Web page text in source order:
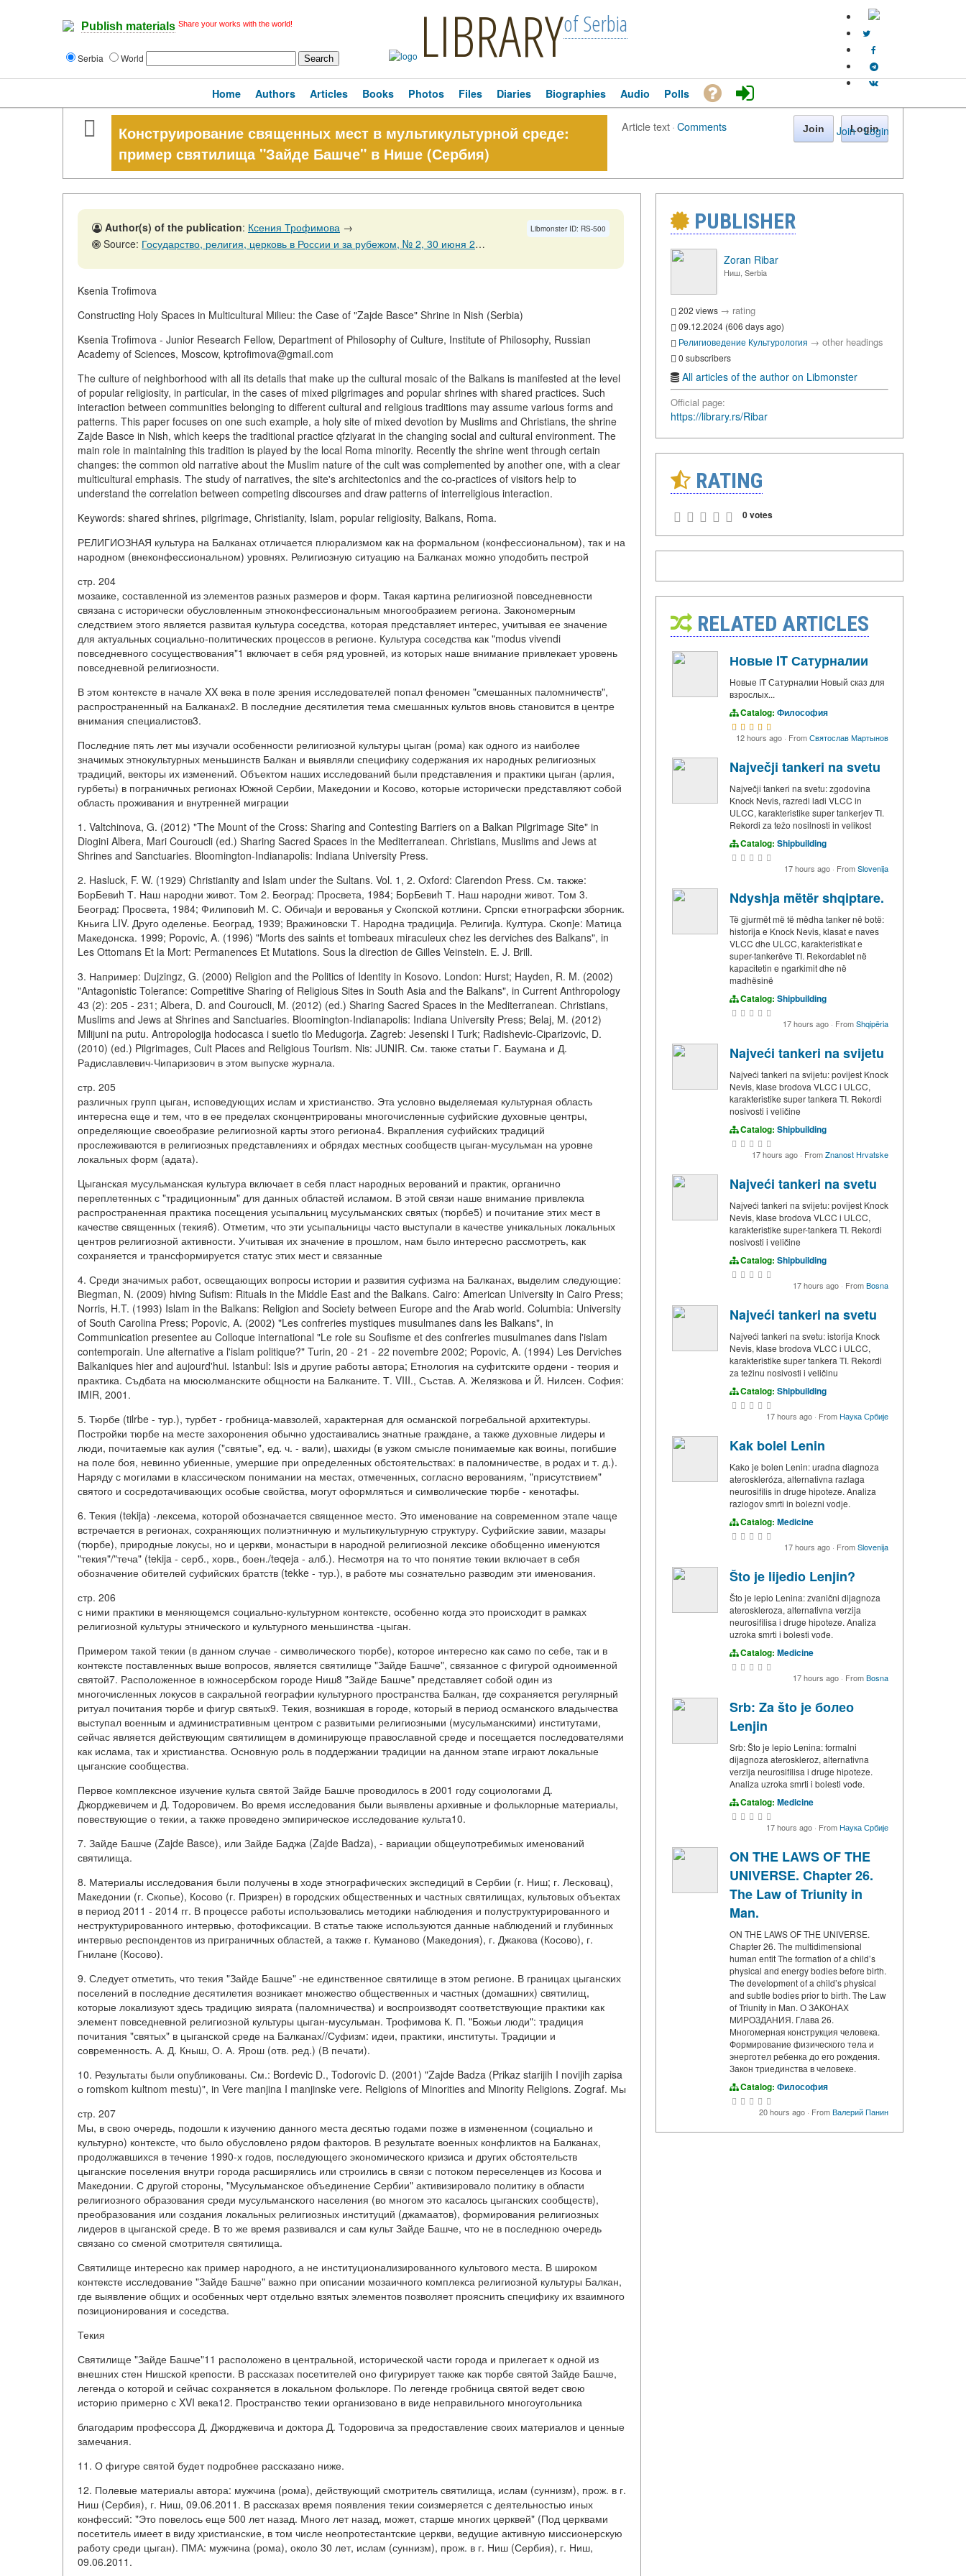
Publish materials Share your works with the world!
Serbia World LIBRARYof Serbia
Join · Login
Home Authors Articles Books Photos Files Diaries Biographies Audio Polls
Конструирование священных мест в мультикультурной среде:
пример святилища "Зайде Башче" в Нише (Сербия)
Article text·Comments Join Login
Libmonster ID: RS-500
Author(s) of the publication: Ксения Трофимова →
Source: Государство, религия, церковь в России и за рубежом, № 2, 30 июня 2014 Страницы 204-230
Ksenia Trofimova
Constructing Holy Spaces in Multicultural Milieu: the Case of "Zajde Basce" Shrine in Nish (Serbia)
Ksenia Trofimova - Junior Research Fellow, Department of Philosophy of Culture, Institute of Philosophy, Russian
Academy of Sciences, Moscow, kptrofimova@gmail.com
The culture of neighborhood with all its details that make up the cultural mosaic of the Balkans is manifested at the level
of popular religiosity, in particular, in the cases of mixed pilgrimages and popular shrines with shared practices. Such
interaction between communities belonging to different cultural and religious traditions may assume various forms and
patterns. This paper focuses on one such example, a holy site of mixed devotion by Muslims and Christians, the shrine
Zajde Basce in Nish, which keeps the traditional practice qfziyarat in the changing social and cultural environment. The
main role in maintaining this tradition is played by the local Roma minority. Recently the shrine went through certain
changes: the common old narrative about the Muslim nature of the cult was complemented by another one, with a clear
multicultural emphasis. The study of narratives, the site's architectonics and the co-practices of visitors help to
understand the correlation between competing discourses and draw patterns of interreligious interaction.
Keywords: shared shrines, pilgrimage, Christianity, Islam, popular religiosity, Balkans, Roma.
РЕЛИГИОЗНАЯ культура на Балканах отличается плюрализмом как на формальном (конфессиональном), так и на
народном (внеконфессиональном) уровнях. Религиозную ситуацию на Балканах можно уподобить пестрой
стр. 204
мозаике, составленной из элементов разных размеров и форм. Такая картина религиозной повседневности
связана с исторически обусловленным этноконфессиональным многообразием региона. Закономерным
следствием этого является развитая культура соседства, которая представляет интерес, учитывая ее значение
для актуальных социально-политических процессов в регионе. Культура соседства как "modus vivendi
повседневного сосуществования"1 включает в себя ряд уровней, из которых наше внимание привлекает уровень
повседневной религиозности.
В этом контексте в начале XX века в поле зрения исследователей попал феномен "смешанных паломничеств",
распространенный на Балканах2. В последние десятилетия тема смешанных культов вновь становится в центре
внимания специалистов3.
Последние пять лет мы изучали особенности религиозной культуры цыган (рома) как одного из наиболее
значимых этнокультурных меньшинств Балкан и выявляли специфику содержания их народных религиозных
традиций, векторы их изменений. Объектом наших исследований были представления и практики цыган (арлия,
гурбеты) в пограничных регионах Южной Сербии, Македонии и Косово, которые исторически представляют собой
область проживания и внутренней миграции
1. Valtchinova, G. (2012) "The Mount of the Cross: Sharing and Contesting Barriers on a Balkan Pilgrimage Site" in
Diogini Albera, Mari Couroucli (ed.) Sharing Sacred Spaces in the Mediterranean. Christians, Muslims and Jews at
Shrines and Sanctuaries. Bloomington-Indianapolis: Indiana University Press.
2. Hasluck, F. W. (1929) Christianity and Islam under the Sultans. Vol. 1, 2. Oxford: Clarendon Press. См. также:
БорБевиh Т. Наш народни живот. Том 2. Београд: Просвета, 1984; БорБевиh Т. Наш народни живот. Том 3.
Београд: Просвета, 1984; Филиповиh М. С. Обичаjи и верованья у Скопской котлини. Српски етнографски зборник.
Кньига LIV. Друго оделенье. Београд, 1939; Вражиновски Т. Народна традициjа. Религиjа. Култура. Скопjе: Матица
Македонска. 1999; Popovic, A. (1996) "Morts des saints et tombeaux miraculeux chez les derviches des Balkans", in
Les Ottomans Et la Mort: Permanences Et Mutations. Sous la direction de Gilles Veinstein. E. J. Brill.
3. Например: Dujzingz, G. (2000) Religion and the Politics of Identity in Kosovo. London: Hurst; Hayden, R. M. (2002)
"Antagonistic Tolerance: Competitive Sharing of Religious Sites in South Asia and the Balkans", in Current Anthropology
43 (2): 205 - 231; Albera, D. and Couroucli, M. (2012) (ed.) Sharing Sacred Spaces in the Mediterranean. Christians,
Muslims and Jews at Shrines and Sanctuaries. Bloomington-Indianapolis: Indiana University Press; Belaj, M. (2012)
Milijuni na putu. Antropologija hodocasca i suetlo tlo Medugorja. Zagreb: Jesenski I Turk; Radishevic-Ciparizovic, D.
(2010) (ed.) Pilgrimages, Cult Places and Religious Tourism. Nis: JUNIR. См. также статьи Г. Баумана и Д.
Радиславлевич-Чипаризович в этом выпуске журнала.
стр. 205
различных групп цыган, исповедующих ислам и христианство. Эта условно выделяемая культурная область
интересна еще и тем, что в ее пределах сконцентрированы многочисленные суфийские духовные центры,
определяющие своеобразие религиозной карты этого региона4. Вкрапления суфийских традиций
прослеживаются в религиозных представлениях и обрядах местных сообществ цыган-мусульман на уровне
локальных форм (адата).
Цыганская мусульманская культура включает в себя пласт народных верований и практик, органично
переплетенных с "традиционным" для данных областей исламом. В этой связи наше внимание привлекла
распространенная практика посещения усыпальниц мусульманских святых (тюрбе5) и почитание этих мест в
качестве священных (текия6). Отметим, что эти усыпальницы часто выступали в качестве уникальных локальных
центров религиозной активности. Учитывая их значение в прошлом, нам было интересно рассмотреть, как
сохраняется и трансформируется статус этих мест и связанные
4. Среди значимых работ, освещающих вопросы истории и развития суфизма на Балканах, выделим следующие:
Biegman, N. (2009) hiving Sufism: Rituals in the Middle East and the Balkans. Cairo: American University in Cairo Press;
Norris, H.T. (1993) Islam in the Balkans: Religion and Society between Europe and the Arab world. Columbia: University
of South Carolina Press; Popovic, A. (2002) "Les confreries mystiques musulmanes dans les Balkans", in
Communication presentee au Colloque international "Le role su Soufisme et des confreries musulmanes dans l'islam
contemporain. Une alternative a l'islam politique?" Turin, 20 - 21 - 22 novembre 2002; Popovic, A. (1994) Les Derviches
Balkaniques hier and aujourd'hui. Istanbul: Isis и другие работы автора; Етнология на суфитските ордени - теория и
практика. Съдбата на мюсюлманските общности на Балканите. Т. VIII., Състав. А. Желязкова и Й. Нилсен. София:
IMIR, 2001.
5. Тюрбе (tilrbe - тур.), турбет - гробница-мавзолей, характерная для османской погребальной архитектуры.
Постройки тюрбе на месте захоронения обычно удостаивались знатные граждане, а также духовные лидеры и
люди, почитаемые как аулия ("святые", ед. ч. - вали), шахиды (в узком смысле понимаемые как воины, погибшие
на поле боя, невинно убиенные, умершие при определенных обстоятельствах: в паломничестве, в родах и т. д.).
Наряду с могилами в классическом понимании на местах, отмеченных, согласно верованиям, "присутствием"
святого и сосредотачивающих особые свойства, могут оформляться и символические тюрбе - кенотафы.
6. Текия (tekija) -лексема, которой обозначается священное место. Это именование на современном этапе чаще
встречается в регионах, сохраняющих полиэтничную и мультикультурную структуру. Суфийские завии, мазары
(тюрбе), природные локусы, но и церкви, монастыри в народной религиозной лексике обобщенно именуются
"текия"/"теча" (tekija - серб., хорв., боен./teqeja - алб.). Несмотря на то что понятие текии включает в себя
обозначение обителей суфийских братств (tekke - тур.), в работе мы сознательно разводим эти именования.
стр. 206
с ними практики в меняющемся социально-культурном контексте, особенно когда это происходит в рамках
религиозной культуры этнического и культурного меньшинства -цыган.
Примером такой текии (в данном случае - символического тюрбе), которое интересно как само по себе, так и в
контексте поставленных выше вопросов, является святилище "Зайде Башче", связанное с фигурой одноименной
святой7. Расположенное в южносербском городе Ниш8 "Зайде Башче" представляет собой один из
многочисленных локусов в сакральной географии культурного пространства Балкан, где сохраняется регулярный
ритуал почитания тюрбе и фигур святых9. Текия, возникшая в городе, который в период османского владычества
выступал военным и административным центром с развитыми религиозными (мусульманскими) институтами,
сейчас является действующим святилищем в доминирующе православной среде и посещается последователями
как ислама, так и христианства. Основную роль в поддержании традиции на данном этапе играют локальные
цыганские сообщества.
Первое комплексное изучение культа святой Зайде Башче проводилось в 2001 году социологами Д.
Джорджевичем и Д. Тодоровичем. Во время исследования были выявлены архивные и фольклорные материалы,
повествующие о текии, а также проведено эмпирическое исследование культа10.
7. Зайде Башче (Zajde Basce), или Зайде Баджа (Zajde Badza), - вариации общеупотребимых именований
святилища.
8. Материалы исследования были получены в ходе этнографических экспедиций в Сербии (г. Ниш; г. Лесковац),
Македонии (г. Скопье), Косово (г. Призрен) в городских общественных и частных святилищах, культовых объектах
в период 2011 - 2014 гг. В процессе работы использовались методики наблюдения и полуструктурированного и
неструктурированного интервью, фотофиксации. В статье также используются данные наблюдений и глубинных
интервью респондентов из приграничных областей, а также г. Куманово (Македония), г. Джакова (Косово), г.
Гнилане (Косово).
9. Следует отметить, что текия "Зайде Башче" -не единственное святилище в этом регионе. В границах цыганских
поселений в последние десятилетия возникает множество общественных и частных (домашних) святилищ,
которые локализуют здесь традицию зиярата (паломничества) и воспроизводят соответствующие практики как
элемент повседневной религиозной культуры цыган-мусульман. Трофимова К. П. "Божьи люди": традиция
почитания "святых" в цыганской среде на Балканах//Суфизм: идеи, практики, институты. Традиции и
современность. А. Д. Кныш, О. А. Ярош (отв. ред.) (В печати).
10. Результаты были опубликованы. См.: Bordevic D., Todorovic D. (2001) "Zajde Badza (Prikaz starijih I novijih zapisa
о romskom kultnom mestu)", in Vere manjina I manjinske vere. Religions of Minorities and Minority Religions. Zograf. Мы
стр. 207
Мы, в свою очередь, подошли к изучению данного места десятью годами позже в измененном (социально и
культурно) контексте, что было обусловлено рядом факторов. В результате военных конфликтов на Балканах,
продолжавшихся в течение 1990-х годов, последующего экономического кризиса и других обстоятельств
цыганские поселения внутри города расширялись или строились в связи с потоком переселенцев из Косова и
Македонии. С другой стороны, "Мусульманское объединение Сербии" активизировало политику в области
религиозного образования среди мусульманского населения (во многом это касалось цыганских сообществ),
преобразования или создания локальных религиозных институций (джамаатов), формирования религиозных
лидеров в цыганской среде. В то же время развивался и сам культ Зайде Башче, что не в последнюю очередь
связано со сменой смотрителя святилища.
Святилище интересно как пример народного, а не институционализированного культового места. В широком
контексте исследование "Зайде Башче" важно при описании мозаичного комплекса религиозной культуры Балкан,
где выявление общих и особенных черт отдельно взятых элементов позволяет прояснить специфику их взаимного
позиционирования и соседства.
Текия
Святилище "Зайде Башче"11 расположено в центральной, исторической части города и прилегает к одной из
внешних стен Нишской крепости. В рассказах посетителей оно фигурирует также как тюрбе святой Зайде Башче,
легенда о которой и сейчас сохраняется в локальном фольклоре. По легенде гробница святой ведет свою
историю примерно с XVI века12. Пространство текии организовано в виде неправильного многоугольника
благодарим профессора Д. Джорджевича и доктора Д. Тодоровича за предоставление своих материалов и ценные
замечания.
11. О фигуре святой будет подробнее рассказано ниже.
12. Полевые материалы автора: мужчина (рома), действующий смотритель святилища, ислам (суннизм), прож. в г.
Ниш (Сербия), г. Ниш, 09.06.2011. В рассказах время появления текии соизмеряется с деятельностью иных
конфессий: "Это повелось еще 500 лет назад. Много лет назад, может, старше многих церквей" (Под церквами
посетитель имеет в виду христианские, в том числе неопротестантские церкви, ведущие активную миссионерскую
работу среди цыган). ПМА: мужчина (рома), около 30 лет, ислам (суннизм), прож. в г. Ниш (Сербия), г. Ниш,
09.06.2011.
PUBLISHER
Zoran Ribar
Ниш, Serbia
202 views → rating
09.12.2024 (606 days ago)
Религиоведение Культурология → other headings
0 subscribers
All articles of the author on Libmonster
Official page:
https://library.rs/Ribar
RATING
0 votes
RELATED ARTICLES
Новые IT Сатурналии
Новые IT Сатурналии Новый сказ для
взрослых...
Catalog: Философия
12 hours ago · FromСвятослав Мартынов
Največji tankeri na svetu
Največji tankeri na svetu: zgodovina
Knock Nevis, razredi ladi VLCC in
ULCC, karakteristike super tankerjev TI.
Rekordi za težo nosilnosti in velikost
Catalog: Shipbuilding
17 hours ago · FromSlovenija
Ndyshja mëtër shqiptare.
Të gjurmët më të mëdha tanker në botë:
historija e Knock Nevis, klasat e naves
VLCC dhe ULCC, karakteristikat e
super-tankerëve TI. Rekordablet në
kapacitetin e ngarkimit dhe në
madhësinë
Catalog: Shipbuilding
17 hours ago · FromShqipëria
Najveći tankeri na svijetu
Najveći tankeri na svijetu: povijest Knock
Nevis, klase brodova VLCC i ULCC,
karakteristike super tankera TI. Rekordi
nosivosti i veličine
Catalog: Shipbuilding
17 hours ago · FromZnanost Hrvatske
Najveći tankeri na svetu
Najveći tankeri na svijetu: povijest Knock
Nevis, klase brodova VLCC i ULCC,
karakteristike super-tankera TI. Rekordi
nosivosti i veličine
Catalog: Shipbuilding
17 hours ago · FromBosna
Najveći tankeri na svetu
Najveći tankeri na svetu: istorija Knock
Nevis, klase brodova VLCC i ULCC,
karakteristike super tankera TI. Rekordi
za težinu nosivosti i veličinu
Catalog: Shipbuilding
17 hours ago · FromНаука Србије
Kak bolel Lenin
Kako je bolen Lenin: uradna diagnoza
ateroskleróza, alternativna razlaga
neurosifilis in druge hipoteze. Analiza
razlogov smrti in bolezni vodje.
Catalog: Medicine
17 hours ago · FromSlovenija
Što je lijedio Lenjin?
Što je lepio Lenina: zvanični dijagnoza
ateroskleroza, alternativna verzija
neurosifilisa i druge hipoteze. Analiza
uzroka smrti i bolesti vođe.
Catalog: Medicine
17 hours ago · FromBosna
Srb: Za što je болео
Lenjin
Srb: Što je lepio Lenina: formalni
dijagnoza ateroskleroz, alternativna
verzija neurosifilisa i druge hipoteze.
Analiza uzroka smrti i bolesti vođe.
Catalog: Medicine
17 hours ago · FromНаука Србије
ON THE LAWS OF THE
UNIVERSE. Chapter 26.
The Law of Triunity in
Man.
ON THE LAWS OF THE UNIVERSE.
Chapter 26. The multidimensional
human entit The formation of a child’s
physical and energy bodies before birth.
The development of a child’s physical
and subtle bodies prior to birth. The Law
of Triunity in Man. О ЗАКОНАХ
МИРОЗДАНИЯ. Глава 26.
Многомерная конструкция человека.
Формирование физического тела и
энерготел ребенка до его рождения.
Закон триединства в человеке.
Catalog: Философия
20 hours ago · FromВалерий Панин